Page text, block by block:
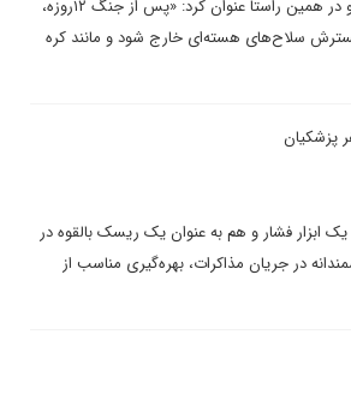
ایران دوباره بازرسی‌های بین‌المللی را می‌پذیرد؟»، جملات معناداری ‌به کار برد و در همین راستا عنوان کرد: «پس از جنگ ۱۲روزه،
گسترش سلاح‌های هسته‌ای خارج شود و مانند کره
پزشکیان
ابزار فشار و هم به عنوان یک ریسک بالقوه در
در جریان مذاکرات، بهره‌گیری مناسب از